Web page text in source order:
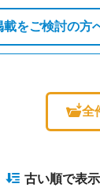
載をご検討の方
全
古い順で表